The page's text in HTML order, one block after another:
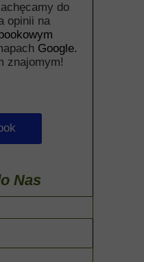
do
opinii na
Google.
znajomym!
Nas